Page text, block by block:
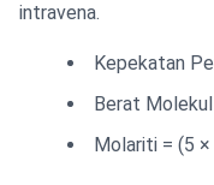
intravena.
Kepekatan
Berat Molekul
Molariti = (5